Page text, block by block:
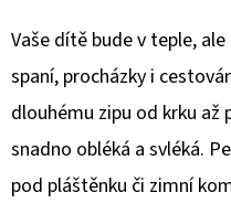
Vaše dítě bude v teple,
spaní, procházky i
dlouhému zipu od krku až
snadno obléká a svléká.
pod pláštěnku či zimní